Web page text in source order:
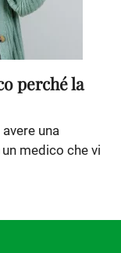
perché la
una
medico che vi